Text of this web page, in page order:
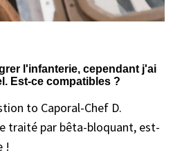
l'infanterie, cependant j'ai
Est-ce compatibles ?
to Caporal-Chef D.
traité par bêta-bloquant, est-
!